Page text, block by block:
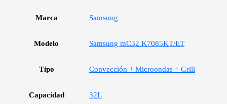
Marca Samsung
Modelo Samsung mC32 K7085KT/ET
Tipo Convección + Microondas + Grill
Capacidad 32L